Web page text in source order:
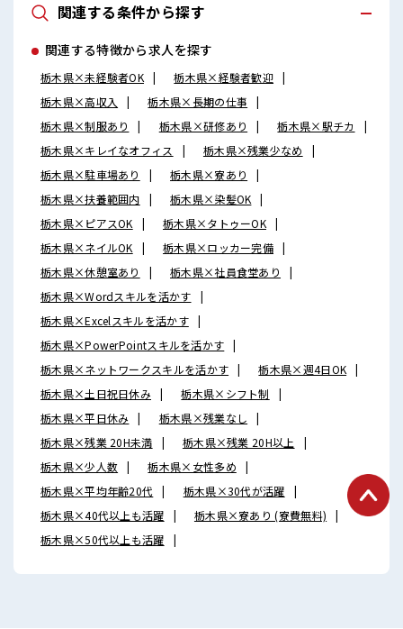
関連する条件から探す
関連する特徴から求人を探す
栃木県×未経験者OK
栃木県×経験者歓迎
栃木県×高収入
栃木県×長期の仕事
栃木県×制服あり
栃木県×研修あり
栃木県×駅チカ
栃木県×キレイなオフィス
栃木県×残業少なめ
栃木県×駐車場あり
栃木県×寮あり
栃木県×扶養範囲内
栃木県×染髪OK
栃木県×ピアスOK
栃木県×タトゥーOK
栃木県×ネイルOK
栃木県×ロッカー完備
栃木県×休憩室あり
栃木県×社員食堂あり
栃木県×Wordスキルを活かす
栃木県×Excelスキルを活かす
栃木県×PowerPointスキルを活かす
栃木県×ネットワークスキルを活かす
栃木県×週4日OK
栃木県×土日祝日休み
栃木県×シフト制
栃木県×平日休み
栃木県×残業なし
栃木県×残業 20H未満
栃木県×残業 20H以上
栃木県×少人数
栃木県×女性多め
栃木県×平均年齢20代
栃木県×30代が活躍
栃木県×40代以上も活躍
栃木県×寮あり (寮費無料)
栃木県×50代以上も活躍